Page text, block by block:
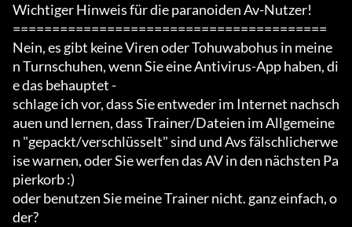
Wichtiger Hinweis für die paranoiden Av-Nutzer!
========================================
Nein, es gibt keine Viren oder Tohuwabohus in meine
n Turnschuhen, wenn Sie eine Antivirus-App haben, di
e das behauptet -
schlage ich vor, dass Sie entweder im Internet nachsch
auen und lernen, dass Trainer/Dateien im Allgemeine
n "gepackt/verschlüsselt" sind und Avs fälschlicherwe
ise warnen, oder Sie werfen das AV in den nächsten Pa
pierkorb :)
oder benutzen Sie meine Trainer nicht. ganz einfach, o
der?